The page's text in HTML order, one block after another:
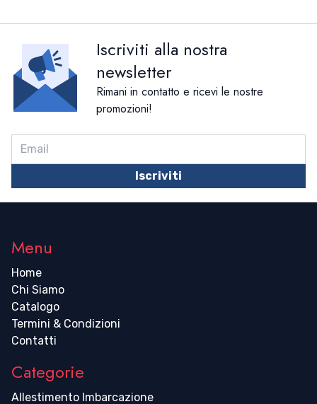
Iscriviti alla nostra
newsletter
Rimani in contatto e ricevi le nostre
promozioni!
Iscriviti
Menu
Home
Chi Siamo
Catalogo
Termini & Condizioni
Contatti
Categorie
Allestimento Imbarcazione